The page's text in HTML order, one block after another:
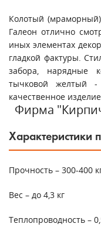
Колотый
Галеон отлично
иных элементах
гладкой фактуры.
забора, нарядные
тычковой желтый -
качественное
Фирма
Характеристики
Прочность – 300-400
Вес – до 4,3 кг
Теплопроводность –